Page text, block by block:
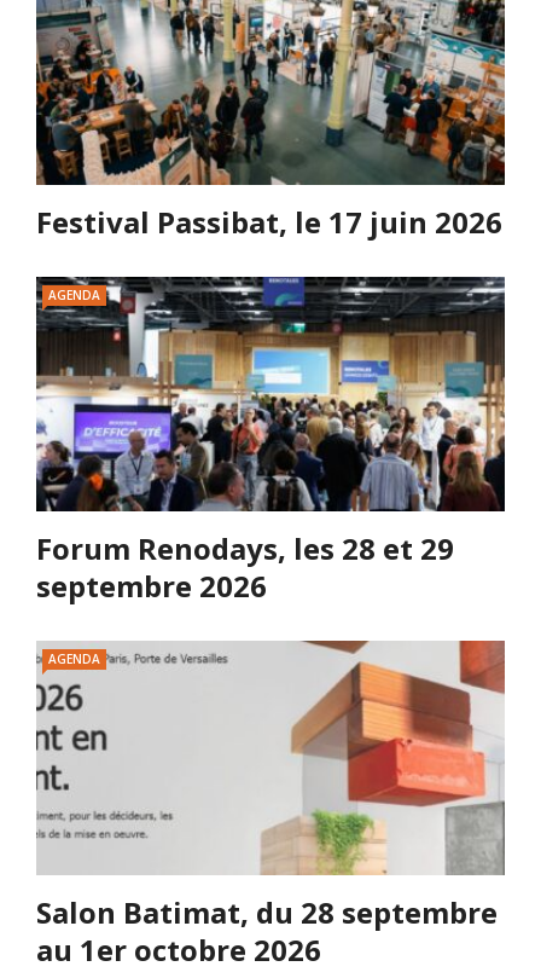
Festival Passibat, le 17 juin 2026
AGENDA
Forum Renodays, les 28 et 29
septembre 2026
AGENDA
Salon Batimat, du 28 septembre
au 1er octobre 2026